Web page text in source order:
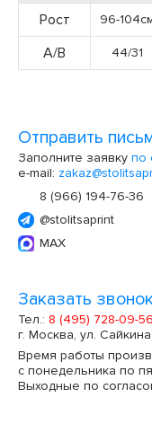
Рост 96-
А/В 44/31
Отправить
Заполните заявку по
e-mail:
8 (966) 194-76-36
@stolitsaprint
MAX
Заказать
Тел.: 8 (495) 728-09-56
г. Москва, ул.
Время работы
с понедельника по
Выходные по